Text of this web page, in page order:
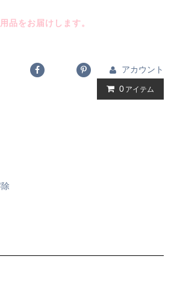
品をお届けします。
アカウント
0 アイテム